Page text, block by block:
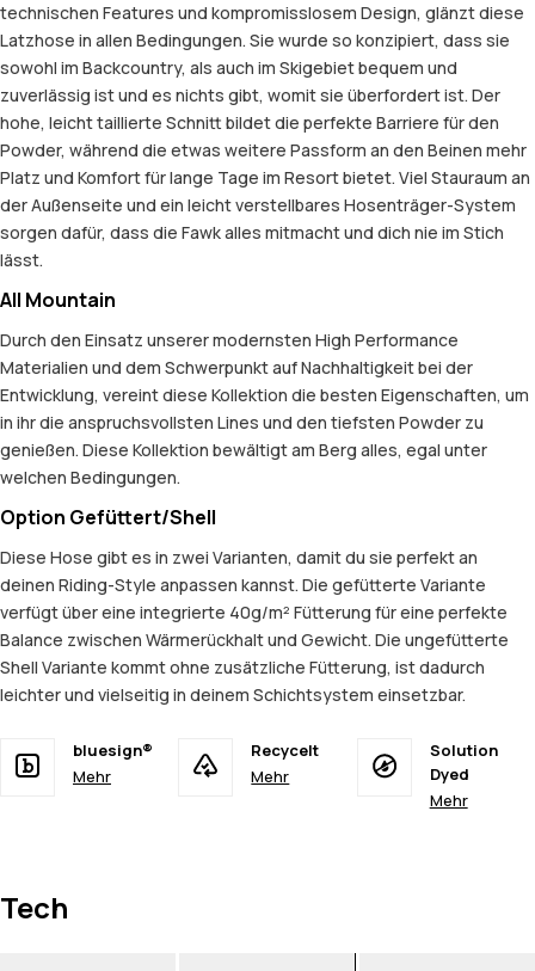
technischen Features und kompromisslosem Design, glänzt diese
Latzhose in allen Bedingungen. Sie wurde so konzipiert, dass sie
sowohl im Backcountry, als auch im Skigebiet bequem und
zuverlässig ist und es nichts gibt, womit sie überfordert ist. Der
hohe, leicht taillierte Schnitt bildet die perfekte Barriere für den
Powder, während die etwas weitere Passform an den Beinen mehr
Platz und Komfort für lange Tage im Resort bietet. Viel Stauraum an
der Außenseite und ein leicht verstellbares Hosenträger-System
sorgen dafür, dass die Fawk alles mitmacht und dich nie im Stich
lässt.
All Mountain
Durch den Einsatz unserer modernsten High Performance
Materialien und dem Schwerpunkt auf Nachhaltigkeit bei der
Entwicklung, vereint diese Kollektion die besten Eigenschaften, um
in ihr die anspruchsvollsten Lines und den tiefsten Powder zu
genießen. Diese Kollektion bewältigt am Berg alles, egal unter
welchen Bedingungen.
Option Gefüttert/Shell
Diese Hose gibt es in zwei Varianten, damit du sie perfekt an
deinen Riding-Style anpassen kannst. Die gefütterte Variante
verfügt über eine integrierte 40g/m² Fütterung für eine perfekte
Balance zwischen Wärmerückhalt und Gewicht. Die ungefütterte
Shell Variante kommt ohne zusätzliche Fütterung, ist dadurch
leichter und vielseitig in deinem Schichtsystem einsetzbar.
bluesign®
Mehr
Recycelt
Mehr
Solution
Dyed
Mehr
Tech